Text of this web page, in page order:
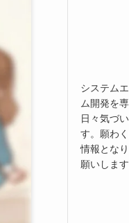
システム
ム開発を
日々気づ
す。願わ
情報とな
願いします